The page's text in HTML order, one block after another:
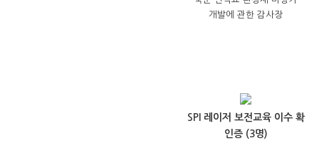
개발에 관한 감사장
SPI 레이저 보전교육 이수 확
인증 (3명)